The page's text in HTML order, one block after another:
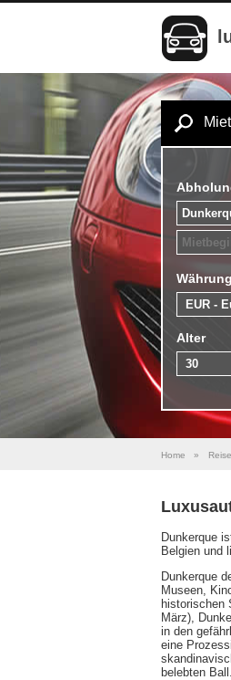
Währung
Alter
Home »
Dunkerque
Belgien und
Dunkerque
Museen,
historischen
März),
in den
eine
belebten Ball.